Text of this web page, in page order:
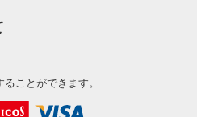
ことができます。